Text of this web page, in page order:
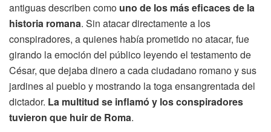
antiguas describen como uno de los más eficaces de la
historia romana. Sin atacar directamente a los
conspiradores, a quienes había prometido no atacar, fue
girando la emoción del público leyendo el testamento de
César, que dejaba dinero a cada ciudadano romano y sus
jardines al pueblo y mostrando la toga ensangrentada del
dictador. La multitud se inflamó y los conspiradores
tuvieron que huir de Roma.